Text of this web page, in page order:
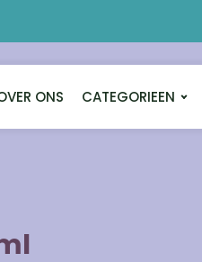
ONS CATEGORIEEN